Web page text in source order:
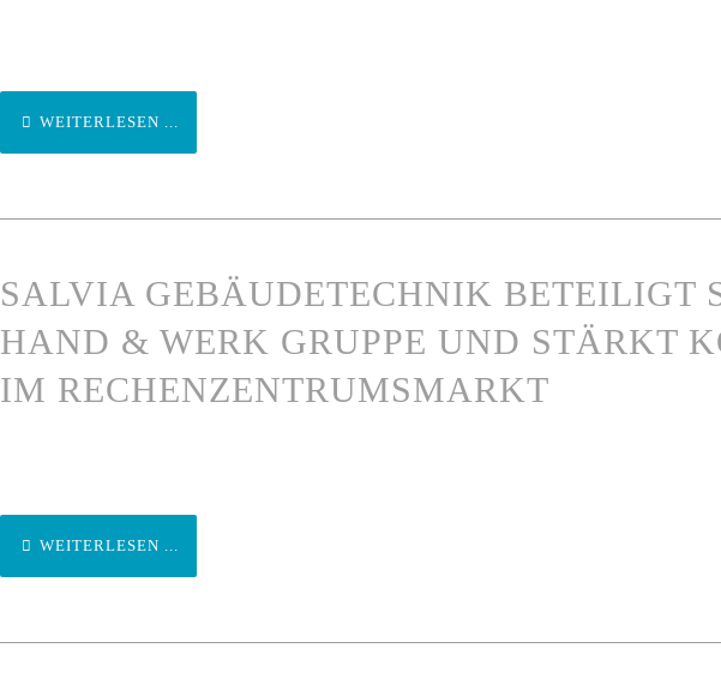
WEITERLESEN ...
SALVIA GEBÄUDETECHNIK BETEILIGT
HAND & WERK GRUPPE UND STÄRKT
IM RECHENZENTRUMSMARKT
WEITERLESEN ...